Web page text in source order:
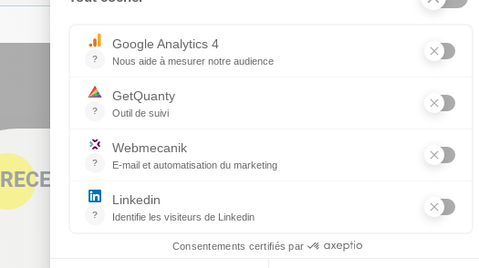
RECEVOIR NOTRE NEWSLETTER